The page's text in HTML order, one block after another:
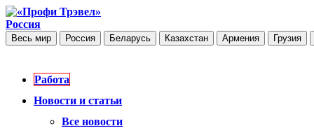
Россия
Весь мир Россия Беларусь Казахстан Армения Грузия
Работа
Новости и статьи
Все новости